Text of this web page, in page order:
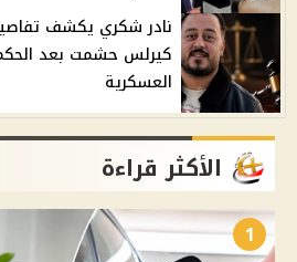
نادر شكري يكشف
كيرلس حشمت بعد
العسكرية
الأكثر قراءة
1